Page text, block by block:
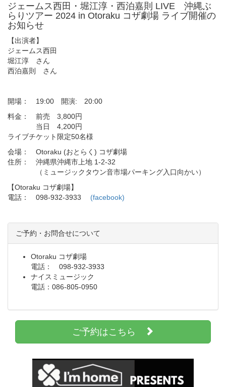
ジェームス西田・堀江淳・西泊嘉則 LIVE 沖縄ぶ
らりツアー 2024 in Otoraku コザ劇場 ライブ開催の
お知らせ
【出演者】
ジェームス西田
堀江淳 さん
西泊嘉則 さん
開場： 19:00 開演: 20:00
料金： 前売 3,800円
当日 4,200円
ライブチケット限定50名様
会場： Otoraku (おとらく) コザ劇場
住所： 沖縄県沖縄市上地 1-2-32
（ミュージックタウン音市場パーキング入口向かい）
【Otoraku コザ劇場】
電話： 098-932-3933 (facebook)
ご予約・お問合せについて
Otoraku コザ劇場
電話： 098-932-3933
ナイスミュージック
電話：086-805-0950
ご予約はこちら